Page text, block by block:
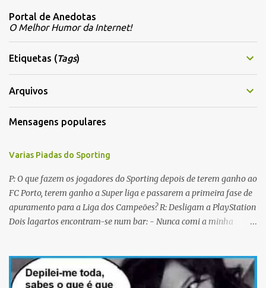
e
n
t
á
r
i
o
Portal de Anedotas
O Melhor Humor da Internet!
Etiquetas (Tags)
Arquivos
Mensagens populares
Varias Piadas do Sporting
P: O que fazem os jogadores do Sporting depois de terem ganho ao
FC Porto, terem ganho a Super liga e passarem a primeira fase de
apuramento para a Liga dos Campeões? R: Desligam a PlayStation
Dois lagartos encontram-se num bar: - Nunca comi a minha
com as caras dos jogadores do Sporting a propósito do centenário.
Porquê? Concluiram que as pessoas não sabiam em que lado